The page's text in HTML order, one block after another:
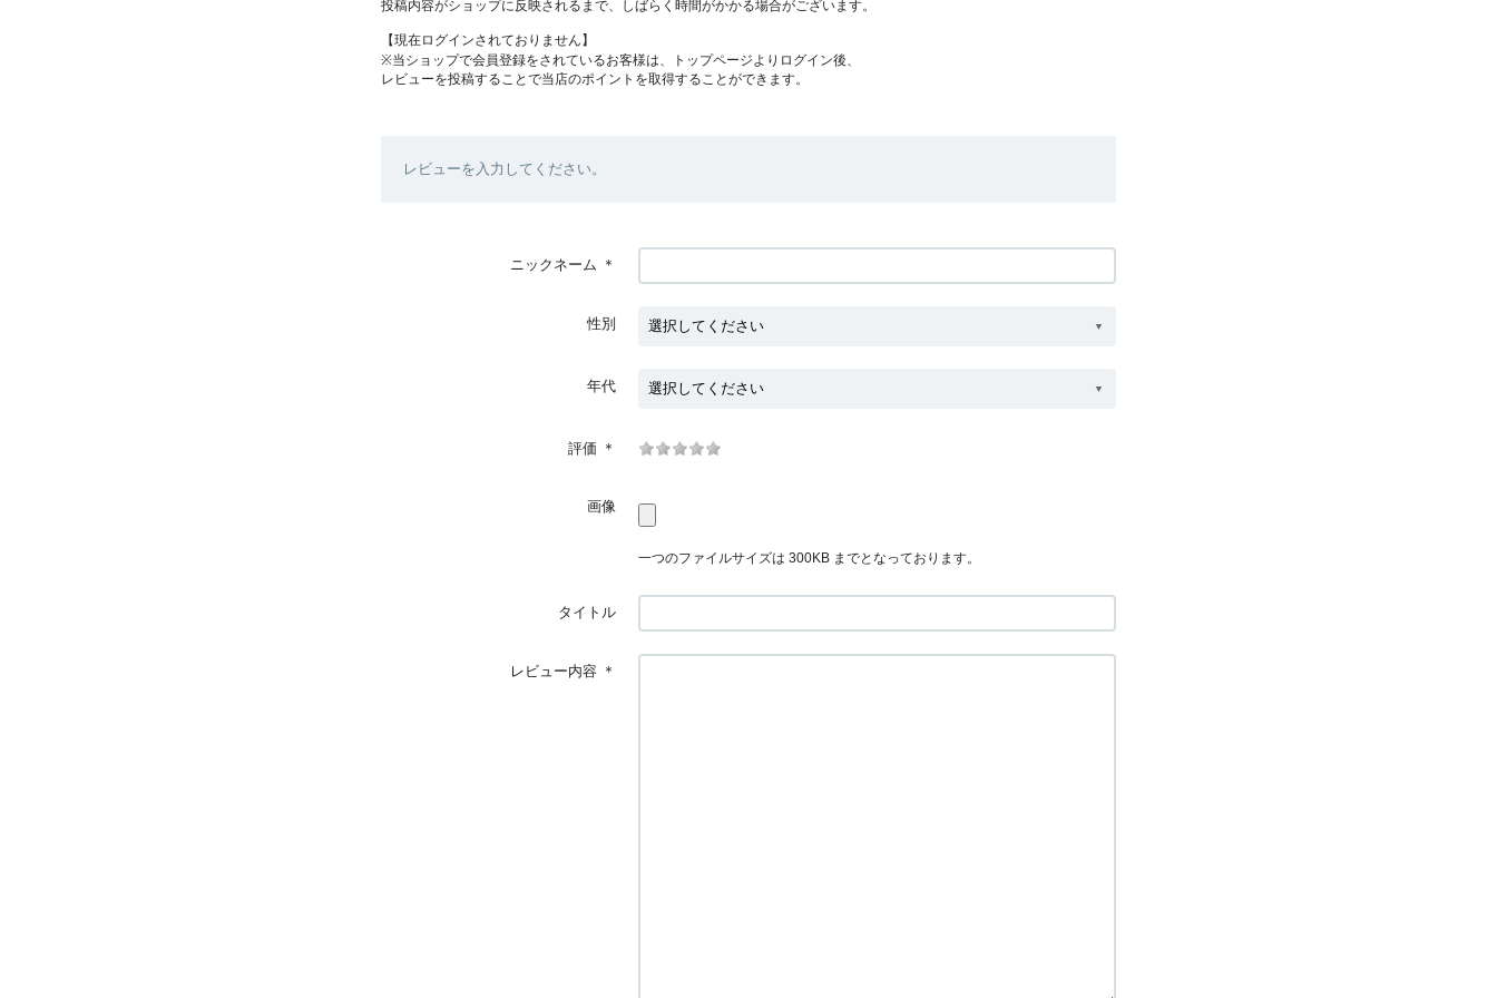
投稿内容がショップに反映されるまで、しばらく時間がかかる場合がございます。
【現在ログインされておりません】
※当ショップで会員登録をされているお客様は、トップページよりログイン後、
レビューを投稿することで当店のポイントを取得することができます。
レビューを入力してください。
ニックネーム ＊
性別
年代
評価 ＊
画像
一つのファイルサイズは 300KB までとなっております。
タイトル
レビュー内容 ＊